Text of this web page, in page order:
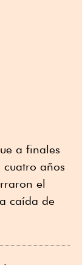
a finales
años
el
caída de